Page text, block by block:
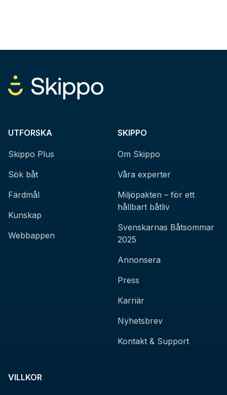
UTFORSKA
Skippo Plus
Sök båt
Färdmål
Kunskap
Webbappen
SKIPPO
Om Skippo
Våra experter
Miljöpakten – för ett
hållbart båtliv
Svenskarnas Båtsommar
2025
Annonsera
Press
Karriär
Nyhetsbrev
Kontakt & Support
VILLKOR